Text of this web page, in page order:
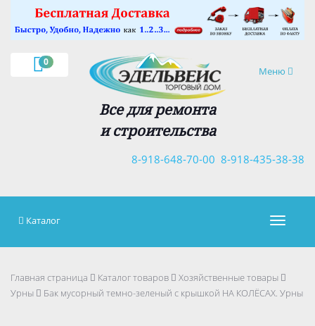
0
Навигация
Меню
Все для ремонта
и строительства
8-918-435-38-38
8-918-648-70-00
×
Каталог
Главная страница Каталог товаров
Хозяйственные товары
Урны
Бак мусорный темно-зеленый с крышкой НА КОЛЁСАХ. Урны